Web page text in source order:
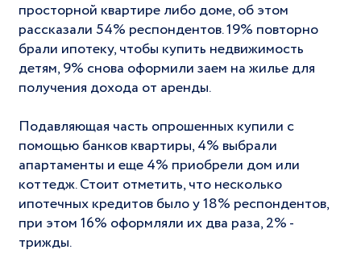
просторной квартире либо доме, об этом
рассказали 54% респондентов. 19% повторно
брали ипотеку, чтобы купить недвижимость
детям, 9% снова оформили заем на жилье для
получения дохода от аренды.
Подавляющая часть опрошенных купили с
помощью банков квартиры, 4% выбрали
апартаменты и еще 4% приобрели дом или
коттедж. Стоит отметить, что несколько
ипотечных кредитов было у 18% респондентов,
при этом 16% оформляли их два раза, 2% -
трижды.